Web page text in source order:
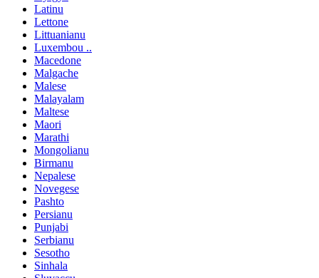
Latinu
Lettone
Littuanianu
Luxembou ..
Macedone
Malgache
Malese
Malayalam
Maltese
Maori
Marathi
Mongolianu
Birmanu
Nepalese
Novegese
Pashto
Persianu
Punjabi
Serbianu
Sesotho
Sinhala